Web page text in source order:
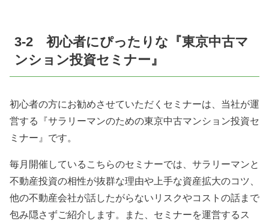
3-2 初心者にぴったりな『東京中古マ
ンション投資セミナー』
初心者の方にお勧めさせていただくセミナーは、当社が運
営する『サラリーマンのための東京中古マンション投資セ
ミナー』です。
毎月開催しているこちらのセミナーでは、サラリーマンと
不動産投資の相性が抜群な理由や上手な資産拡大のコツ、
他の不動産会社が話したがらないリスクやコストの話まで
包み隠さずご紹介します。また、セミナーを運営するス